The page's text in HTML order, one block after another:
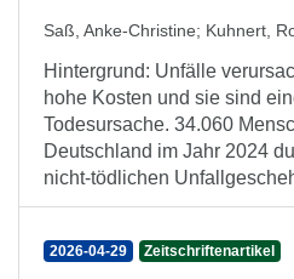
Saß, Anke-Christine; Kuhnert,
Hintergrund: Unfälle
hohe Kosten und sie sind
Todesursache. 34.060
Deutschland im Jahr 2024
nicht-tödlichen
2026-04-29 Zeitschriftenartikel